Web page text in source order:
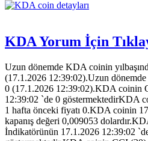
KDA Yorum İçin
Uzun dönemde KDA coinin
(17.1.2026 12:39:02).Uzun
0 (17.1.2026 12:39:02).KDA coinin
12:39:02 `de 0 göstermektedirKDA
1 hafta önceki fiyatı 0.KDA coinin
kapanış değeri 0,009053
İndikatörünün 17.1.2026 12:39:02